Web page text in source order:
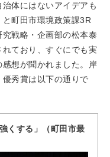
体にはないアイデアも
町田市環境政策課3R
戦略・企画部の松本泰
ており、すぐにでも実
想が聞かれました。岸
秀賞は以下の通りで
くする」（町田市最